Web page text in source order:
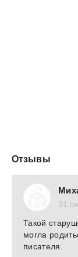
Отзывы
31
Такой
могла
писателя.